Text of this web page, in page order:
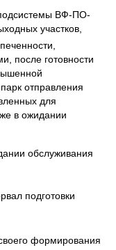
ВФ-ПО-
участков,
после готовности
отправления
для
в ожидании
обслуживания
подготовки
формирования